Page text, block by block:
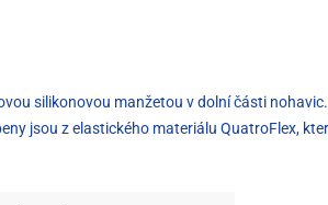
silikonovou manžetou v dolní části
jsou z elastického materiálu QuatroFlex,